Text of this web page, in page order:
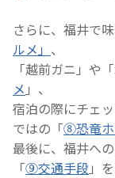
さらに、福井で
ルメ」 、
「越前ガニ」や
メ 」、
宿泊の際にチェ
ではの「⑧恐竜
最後に、福井へ
「⑨交通手段 」